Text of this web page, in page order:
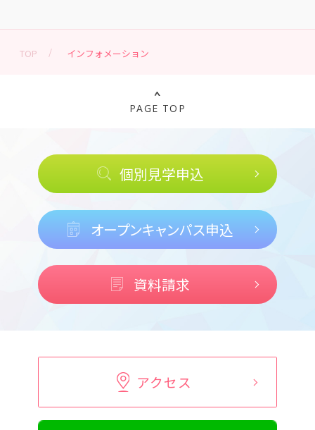
TOP インフォメーション
PAGE TOP
個別見学申込
オープンキャンパス申込
資料請求
アクセス